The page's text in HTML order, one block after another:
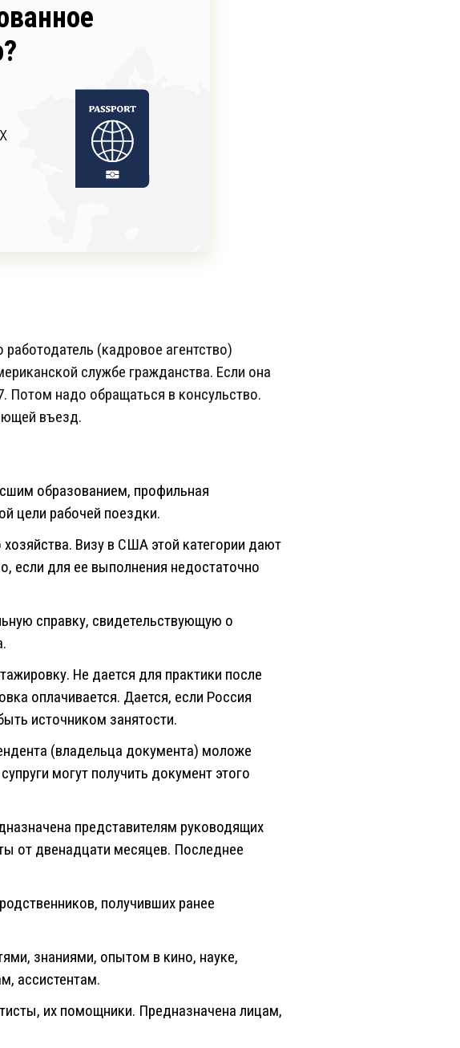
(кадровое агентство)
службе гражданства. Если она
Потом надо обращаться в консульство.
въезд.
образованием, профильная
цели рабочей поездки.
Визу в США этой категории дают
если для ее выполнения недостаточно
справку, свидетельствующую о
Не дается для практики после
оплачивается. Дается, если Россия
источником занятости.
(владельца документа) моложе
могут получить документ этого
представителям руководящих
от двенадцати месяцев. Последнее
получивших ранее
знаниями, опытом в кино, науке,
ассистентам.
их помощники. Предназначена лицам,